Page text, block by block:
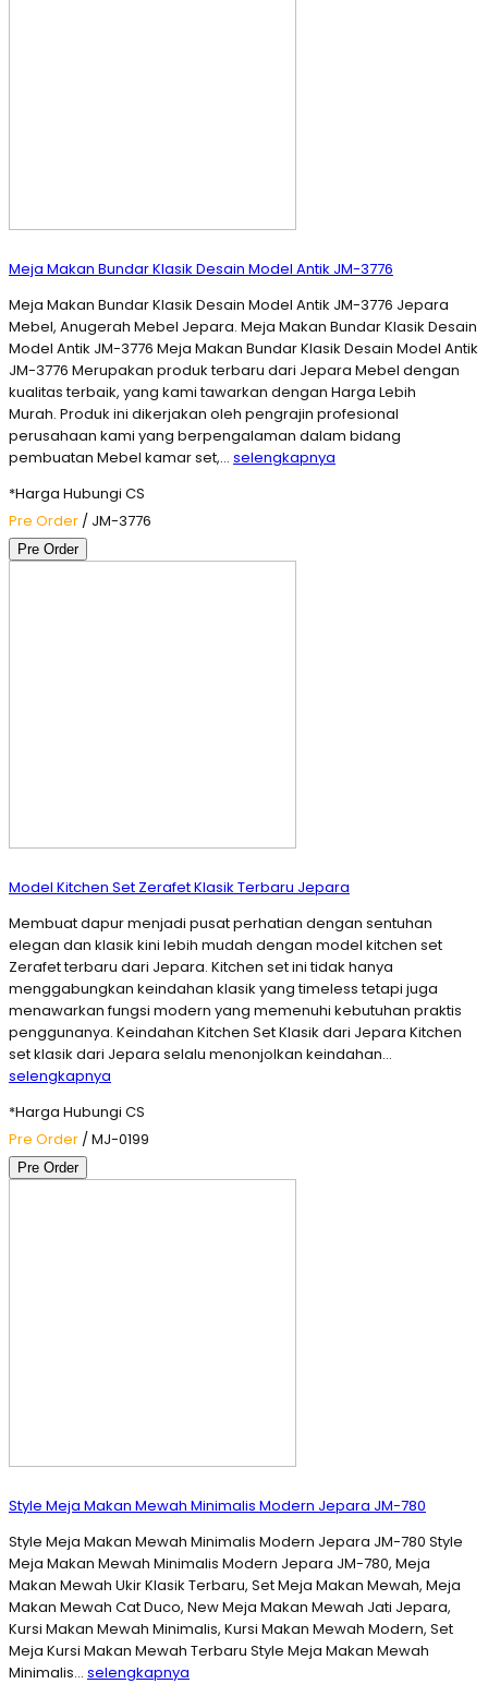
Meja Makan Bundar Klasik Desain Model Antik JM-3776
Meja Makan Bundar Klasik Desain Model Antik JM-3776 Jepara
Mebel, Anugerah Mebel Jepara. Meja Makan Bundar Klasik Desain
Model Antik JM-3776 Meja Makan Bundar Klasik Desain Model Antik
JM-3776 Merupakan produk terbaru dari Jepara Mebel dengan
kualitas terbaik, yang kami tawarkan dengan Harga Lebih
Murah. Produk ini dikerjakan oleh pengrajin profesional
perusahaan kami yang berpengalaman dalam bidang
pembuatan Mebel kamar set,… selengkapnya
*Harga Hubungi CS
Pre Order / JM-3776
Pre Order
Model Kitchen Set Zerafet Klasik Terbaru Jepara
Membuat dapur menjadi pusat perhatian dengan sentuhan
elegan dan klasik kini lebih mudah dengan model kitchen set
Zerafet terbaru dari Jepara. Kitchen set ini tidak hanya
menggabungkan keindahan klasik yang timeless tetapi juga
menawarkan fungsi modern yang memenuhi kebutuhan praktis
penggunanya. Keindahan Kitchen Set Klasik dari Jepara Kitchen
set klasik dari Jepara selalu menonjolkan keindahan…
selengkapnya
*Harga Hubungi CS
Pre Order / MJ-0199
Pre Order
Style Meja Makan Mewah Minimalis Modern Jepara JM-780
Style Meja Makan Mewah Minimalis Modern Jepara JM-780 Style
Meja Makan Mewah Minimalis Modern Jepara JM-780, Meja
Makan Mewah Ukir Klasik Terbaru, Set Meja Makan Mewah, Meja
Makan Mewah Cat Duco, New Meja Makan Mewah Jati Jepara,
Kursi Makan Mewah Minimalis, Kursi Makan Mewah Modern, Set
Meja Kursi Makan Mewah Terbaru Style Meja Makan Mewah
Minimalis… selengkapnya